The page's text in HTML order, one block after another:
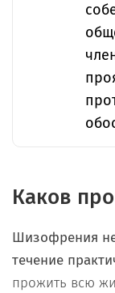
Каков
Шизофрения
течение
прожить всю